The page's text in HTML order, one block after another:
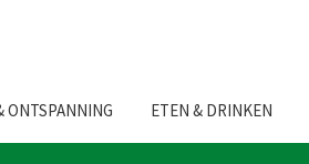
ONTSPANNING ETEN & DRINKEN